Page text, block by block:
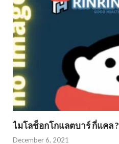
ไมโลช็อกโกแลตบาร์ กี่แคล ?
December 6, 2021